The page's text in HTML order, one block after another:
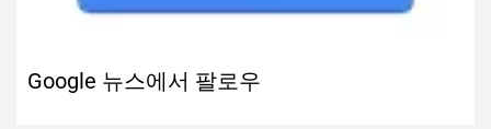
Google 뉴스에서 팔로우